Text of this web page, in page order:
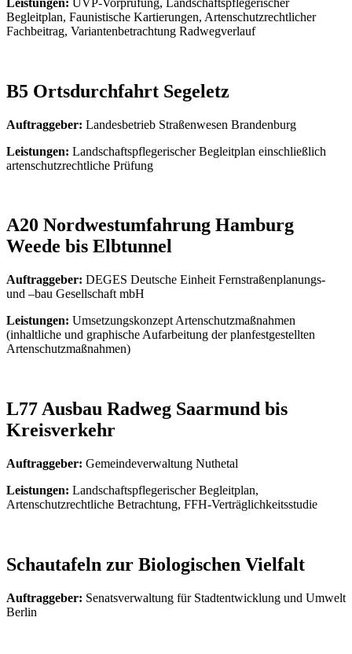
Begleitplan, Faunistische Kartierungen, Artenschutzrechtlicher
Fachbeitrag, Variantenbetrachtung Radwegverlauf
B5 Ortsdurchfahrt Segeletz
Auftraggeber: Landesbetrieb Straßenwesen Brandenburg
Leistungen: Landschaftspflegerischer Begleitplan einschließlich
artenschutzrechtliche Prüfung
A20 Nordwestumfahrung Hamburg
Weede bis Elbtunnel
Auftraggeber: DEGES Deutsche Einheit Fernstraßenplanungs-
und –bau Gesellschaft mbH
Leistungen: Umsetzungskonzept Artenschutzmaßnahmen
(inhaltliche und graphische Aufarbeitung der planfestgestellten
Artenschutzmaßnahmen)
L77 Ausbau Radweg Saarmund bis
Kreisverkehr
Auftraggeber: Gemeindeverwaltung Nuthetal
Leistungen: Landschaftspflegerischer Begleitplan,
Artenschutzrechtliche Betrachtung, FFH-Verträglichkeitsstudie
Schautafeln zur Biologischen Vielfalt
Auftraggeber: Senatsverwaltung für Stadtentwicklung und Umwelt
Berlin